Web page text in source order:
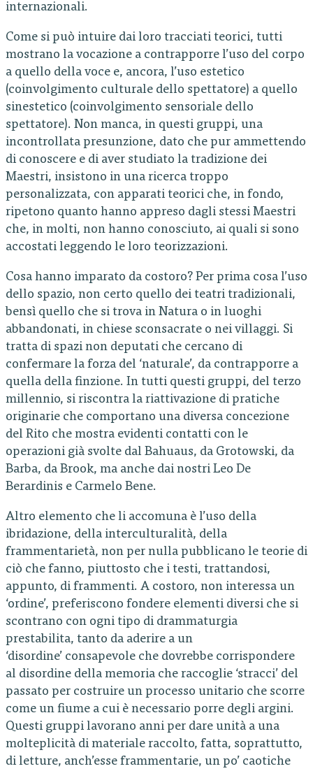
internazionali.
Come si può intuire dai loro tracciati teorici, tutti
mostrano la vocazione a contrapporre l’uso del corpo
a quello della voce e, ancora, l’uso estetico
(coinvolgimento culturale dello spettatore) a quello
sinestetico (coinvolgimento sensoriale dello
spettatore). Non manca, in questi gruppi, una
incontrollata presunzione, dato che pur ammettendo
di conoscere e di aver studiato la tradizione dei
Maestri, insistono in una ricerca troppo
personalizzata, con apparati teorici che, in fondo,
ripetono quanto hanno appreso dagli stessi Maestri
che, in molti, non hanno conosciuto, ai quali si sono
accostati leggendo le loro teorizzazioni.
Cosa hanno imparato da costoro? Per prima cosa l’uso
dello spazio, non certo quello dei teatri tradizionali,
bensì quello che si trova in Natura o in luoghi
abbandonati, in chiese sconsacrate o nei villaggi. Si
tratta di spazi non deputati che cercano di
confermare la forza del ‘naturale’, da contrapporre a
quella della finzione. In tutti questi gruppi, del terzo
millennio, si riscontra la riattivazione di pratiche
originarie che comportano una diversa concezione
del Rito che mostra evidenti contatti con le
operazioni già svolte dal Bahuaus, da Grotowski, da
Barba, da Brook, ma anche dai nostri Leo De
Berardinis e Carmelo Bene.
Altro elemento che li accomuna è l’uso della
ibridazione, della interculturalità, della
frammentarietà, non per nulla pubblicano le teorie di
ciò che fanno, piuttosto che i testi, trattandosi,
appunto, di frammenti. A costoro, non interessa un
‘ordine’, preferiscono fondere elementi diversi che si
scontrano con ogni tipo di drammaturgia
prestabilita, tanto da aderire a un
‘disordine’ consapevole che dovrebbe corrispondere
al disordine della memoria che raccoglie ‘stracci’ del
passato per costruire un processo unitario che scorre
come un fiume a cui è necessario porre degli argini.
Questi gruppi lavorano anni per dare unità a una
molteplicità di materiale raccolto, fatta, soprattutto,
di letture, anch’esse frammentarie, un po’ caotiche